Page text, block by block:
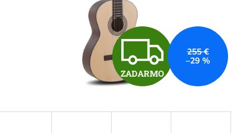
Z
A
ZADARMO
255 €
–29 %